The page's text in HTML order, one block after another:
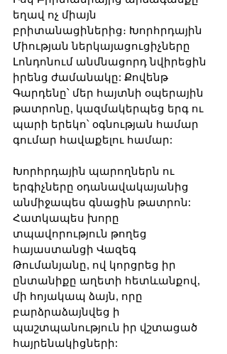
եղավ ոչ միայն
բրիտանացիներից։ Խորհրդային
Միության ներկայացուցիչները
Լոնդոնում անմնացորդ նվիրեցին
իրենց ժամանակը: Քովենթ
Գարդենը՝ մեր հայտնի օպերային
թատրոնը, կազմակերպեց երգ ու
պարի երեկո՝ օգնության համար
գումար հավաքելու համար:
Խորհրդային պարողներն ու
երգիչները օդանավակայանից
անմիջապես գնացին թատրոն:
Հատկապես խորը
տպավորություն թողեց
հայաստանցի Վազեգ
Թումանյանը, ով կորցրեց իր
ընտանիքը աղետի հետևանքով,
մի հոյակապ ձայն, որը
բարձրաձայնվեց ի
պաշտպանություն իր վշտացած
հայրենակիցների: